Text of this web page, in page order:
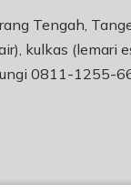
Tengah,
kulkas (lemari
0811-1255-